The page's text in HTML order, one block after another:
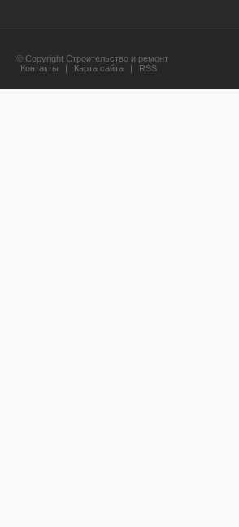
© Copyright Строительство и ремонт
Контакты
| Карта сайта | RSS